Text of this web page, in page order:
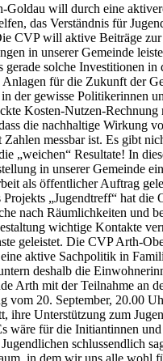
Goldau will durch eine
das Verständnis für
CVP will aktive Beiträge
in unserer Gemeinde
gerade solche Investitionen in
für die Zukunft der
der gewisse Politikerinnen
Kosten-Nutzen-Rechnung
die nachhaltige Wirkung
messbar ist. Es gibt
„weichen“ Resultate! In
in unserer Gemeinde
als öffentlicher Auftrag
Projekts „Jugendtreff“ hat die
nach Räumlichkeiten und
wichtige Kontakte
geleistet. Die CVP Arth-
aktive Sachpolitik in
deshalb die
Arth mit der Teilnahme an
vom 20. September, 20.00
ihre Unterstützung zum
wäre für die Initiantinnen
schlussendlich
in dem wir uns alle wohl